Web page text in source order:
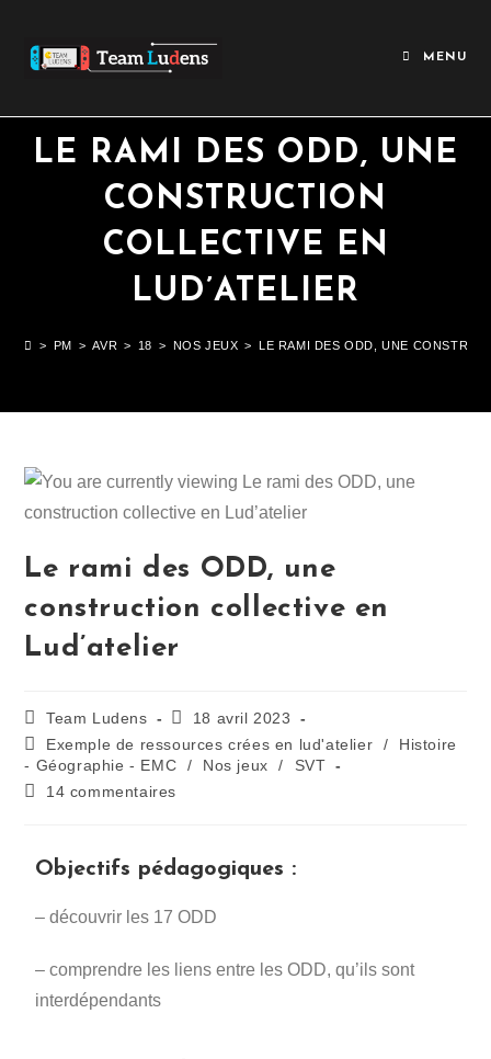
MENU
LE RAMI DES ODD, UNE
CONSTRUCTION
COLLECTIVE EN
LUD’ATELIER
> PM > AVR > 18 > NOS JEUX > LE RAMI DES ODD, UNE
Le rami des ODD, une
construction collective en
Lud’atelier
Team Ludens
18 avril 2023
Exemple de ressources crées en lud'atelier
/
Histoire
- Géographie - EMC
/ Nos jeux /
SVT
14 commentaires
Objectifs pédagogiques :
– découvrir les 17 ODD
– comprendre les liens entre les ODD, qu’ils sont
interdépendants